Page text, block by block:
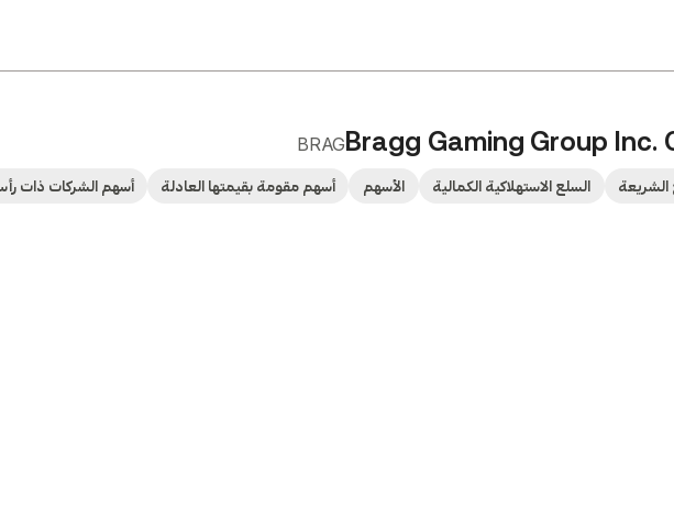
Bragg Gaming Group Inc.
BRAG
السلع الاستهلاكية الكمالية الأسهم أسهم مقومة بقيمتها العادلة أسهم الشركات ذات